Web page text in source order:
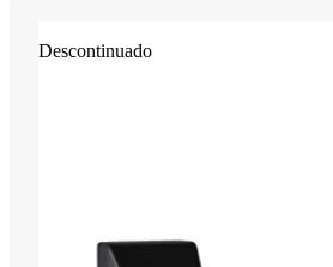
Descontinuado